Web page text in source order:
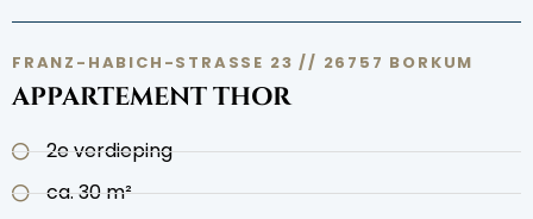
FRANZ-HABICH-STRASSE 23 // 26757 BORKUM
APPARTEMENT THOR
2e verdieping
ca. 30 m²